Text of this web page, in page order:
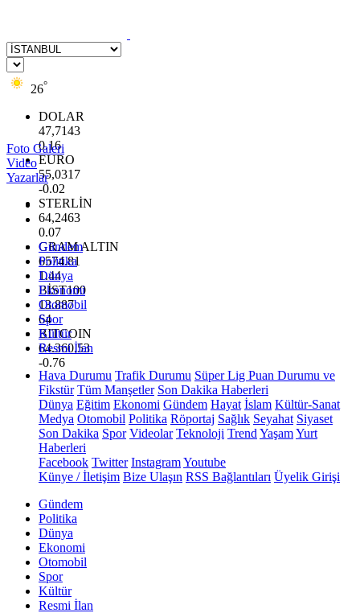
26°
DOLAR
47,7143
0.16
EURO
55,0317
-0.02
STERLİN
64,2463
0.07
GRAM ALTIN
6574.81
1.44
BİST100
13.887
64
BITCOIN
64.360,53
-0.76
Foto Galeri
Video
Yazarlar
Gündem
Politika
Dünya
Ekonomi
Otomobil
Spor
Kültür
Resmi İlan
Hava Durumu Trafik Durumu Süper Lig Puan Durumu ve
Fikstür Tüm Manşetler Son Dakika Haberleri
Dünya Eğitim Ekonomi Gündem Hayat İslam Kültür-Sanat
Medya Otomobil Politika Röportaj Sağlık Seyahat Siyaset
Son Dakika Spor Videolar Teknoloji Trend YaşamYurt
Haberleri
Facebook Twitter InstagramYoutube
Künye / İletişim Bize Ulaşın RSS Bağlantıları Üyelik Girişi
Gündem
Politika
Dünya
Ekonomi
Otomobil
Spor
Kültür
Resmi İlan